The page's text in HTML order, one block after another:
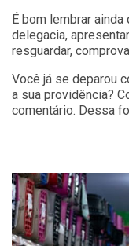
É bom lembrar
delegacia,
resguardar,
Você já se deparou
a sua providência?
comentário. Dessa